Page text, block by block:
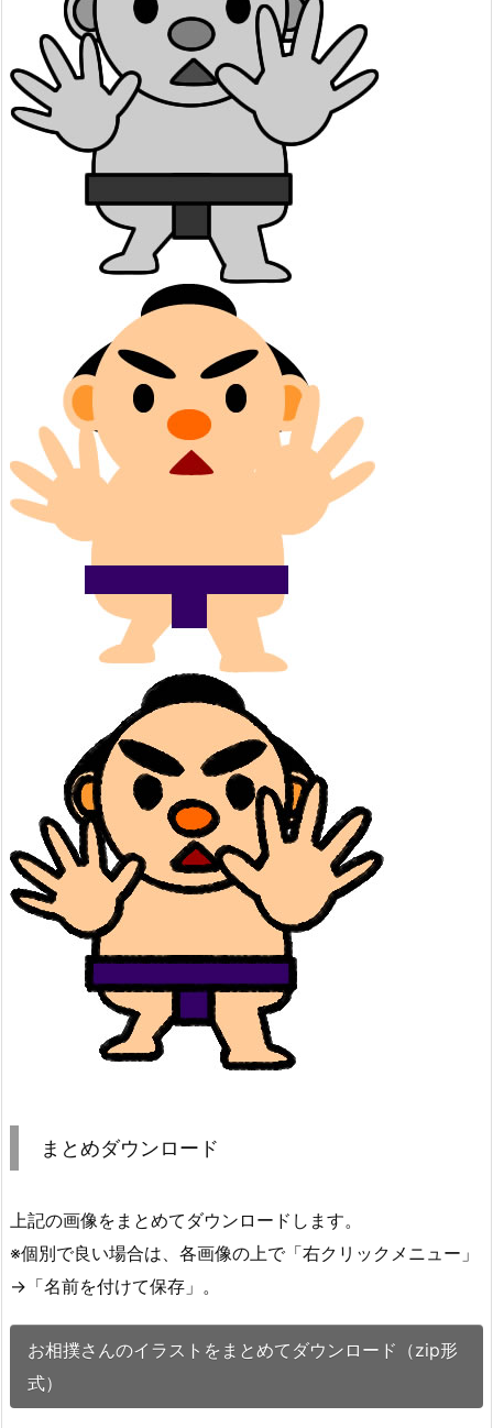
まとめダウンロード
上記の画像をまとめてダウンロードします。
※個別で良い場合は、各画像の上で「右クリックメニュー」
→「名前を付けて保存」。
お相撲さんのイラストをまとめてダウンロード（zip形
式）